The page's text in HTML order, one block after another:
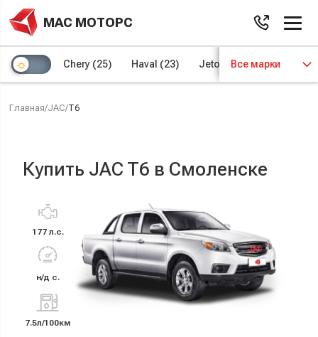
МАС МОТОРС
Chery (25) Haval (23) Jetour (8) Kaiyi (4)
Все марки
Главная/JAC/T6
Купить JAC T6 в Смоленске
177 л.с.
н/д с.
7.5л/100км